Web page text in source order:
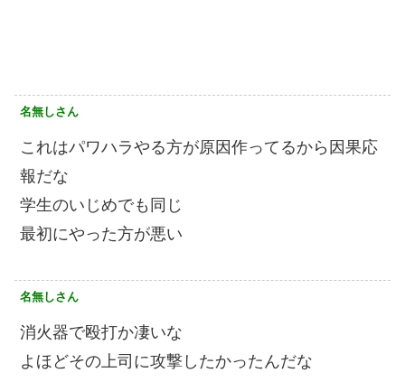
名無しさん
これはパワハラやる方が原因作ってるから因果応
報だな
学生のいじめでも同じ
最初にやった方が悪い
名無しさん
消火器で殴打か凄いな
よほどその上司に攻撃したかったんだな